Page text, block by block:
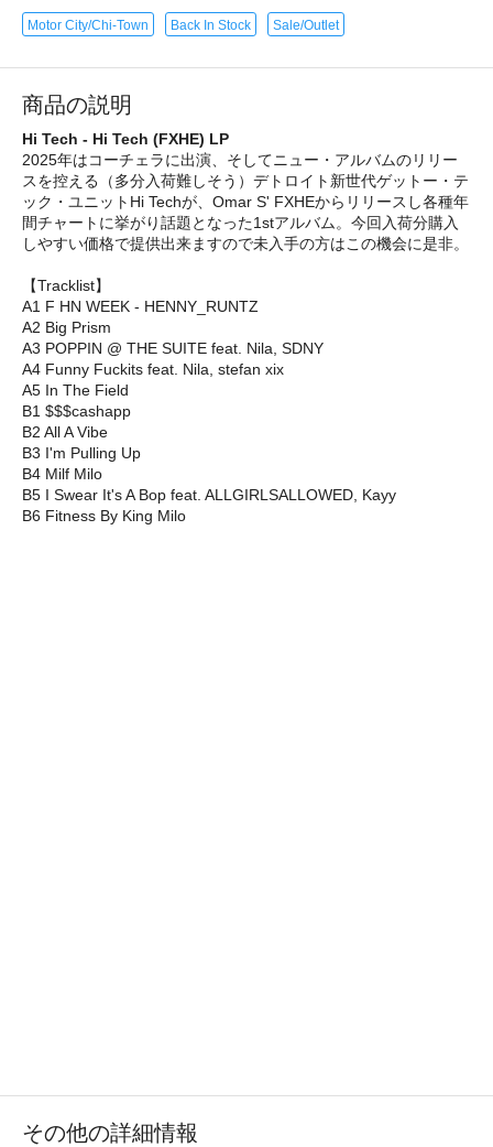
Motor City/Chi-Town Back In Stock Sale/Outlet
商品の説明
Hi Tech - Hi Tech (FXHE) LP
2025年はコーチェラに出演、そしてニュー・アルバムのリリー
スを控える（多分入荷難しそう）デトロイト新世代ゲットー・テ
ック・ユニットHi Techが、Omar S' FXHEからリリースし各種年
間チャートに挙がり話題となった1stアルバム。今回入荷分購入
しやすい価格で提供出来ますので未入手の方はこの機会に是非。
【Tracklist】
A1 F HN WEEK - HENNY_RUNTZ
A2 Big Prism
A3 POPPIN @ THE SUITE feat. Nila, SDNY
A4 Funny Fuckits feat. Nila, stefan xix
A5 In The Field
B1 $$$cashapp
B2 All A Vibe
B3 I'm Pulling Up
B4 Milf Milo
B5 I Swear It's A Bop feat. ALLGIRLSALLOWED, Kayy
B6 Fitness By King Milo
その他の詳細情報